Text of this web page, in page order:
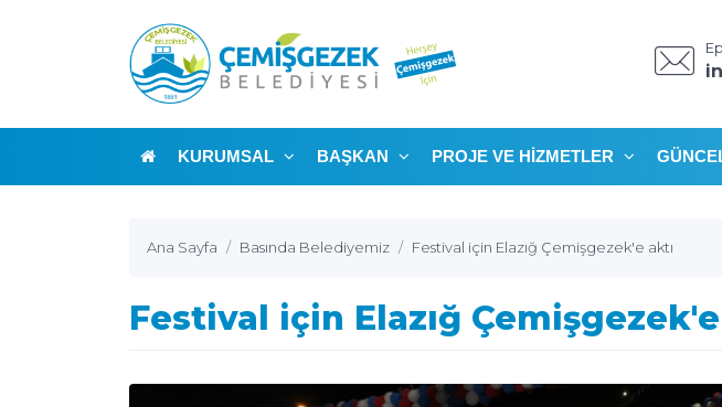
KURUMSAL BAŞKAN PROJE VE HIZMETLER
Ana Sayfa Basında Belediyemiz Festival için Elazığ Çemişgezek'e aktı
Festival için Elazığ